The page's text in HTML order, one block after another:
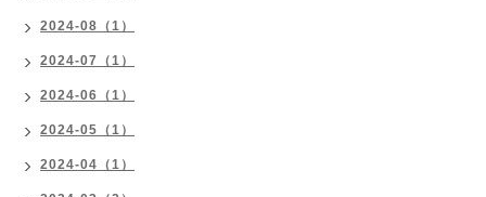
2024-08（1）
2024-07（1）
2024-06（1）
2024-05（1）
2024-04（1）